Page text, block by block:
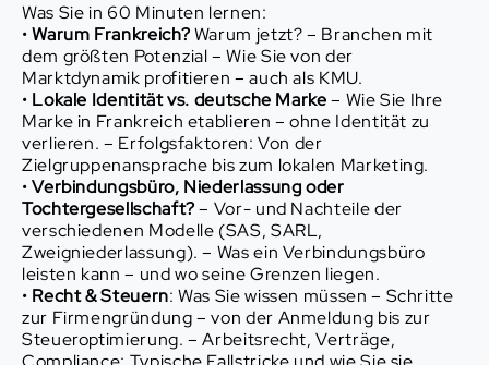
Was Sie in 60 Minuten lernen:
•Warum Frankreich?Warum jetzt? – Branchen mit
dem größten Potenzial – Wie Sie von der
Marktdynamik profitieren – auch als KMU.
• Lokale Identität vs. deutsche Marke– Wie Sie Ihre
Marke in Frankreich etablieren – ohne Identität zu
verlieren. – Erfolgsfaktoren: Von der
Zielgruppenansprache bis zum lokalen Marketing.
•Verbindungsbüro, Niederlassung oder
Tochtergesellschaft?– Vor- und Nachteile der
verschiedenen Modelle (SAS, SARL,
Zweigniederlassung). – Was ein Verbindungsbüro
leisten kann – und wo seine Grenzen liegen.
• Recht & Steuern: Was Sie wissen müssen – Schritte
zur Firmengründung – von der Anmeldung bis zur
Steueroptimierung. – Arbeitsrecht, Verträge,